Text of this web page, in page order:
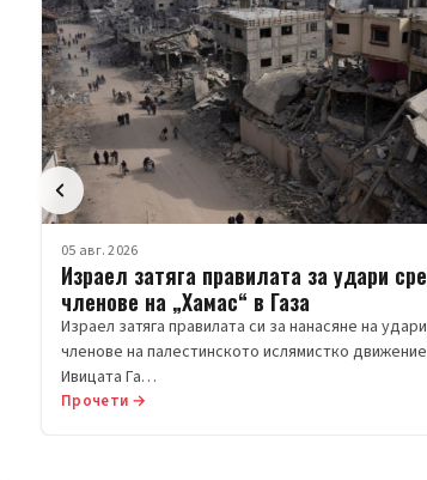
05 авг. 2026
Израел затяга правилата за удари
членове на „Хамас“ в Газа
Израел затяга правилата си за нанасяне на
членове на палестинското ислямистко
Ивицата Га…
Прочети →